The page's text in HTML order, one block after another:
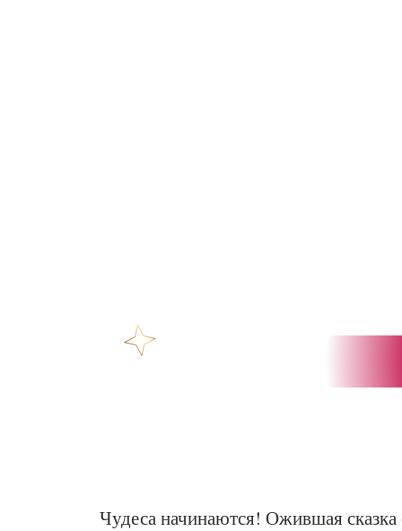
Чудеса начинаются! Ожившая сказка